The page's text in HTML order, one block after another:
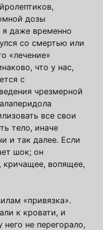
дозы
я даже временно
со смертью или
«лечение»
что у нас,
с
чрезмерной
все свои
тело, иначе
и так далее. Если
шок; он
кричащее, вопящее,
«привязка».
к кровати, и
не перегорало,